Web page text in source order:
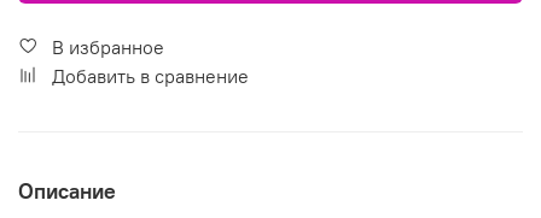
В избранное
Добавить в сравнение
Описание